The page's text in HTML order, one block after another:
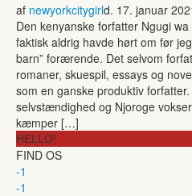
af newyorkcitygirld. 17. januar
Den kenyanske forfatter Ngugi
faktisk aldrig havde hørt om før
barn” forærende. Det selvom
romaner, skuespil, essays og
som en ganske produktiv
selvstændighed og Njoroge
kæmper […]
HELLO!
FIND OS
-1
-1